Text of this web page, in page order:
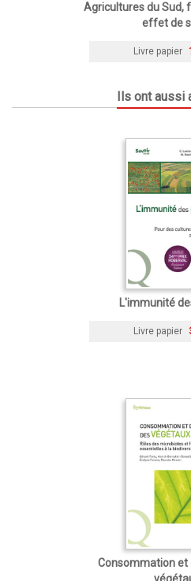
Agricultures du Sud,
effet de
Livre papier
Ils ont aussi
L'immunité
Livre papier
Consommation et